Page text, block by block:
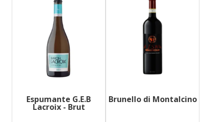
Espumante G.E.B
Lacroix - Brut
Brunello di Montalcino